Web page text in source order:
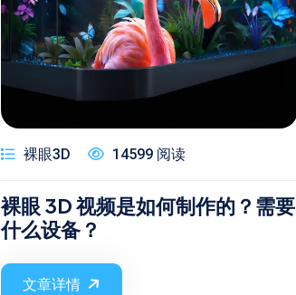
裸眼3D 14599 阅读
裸眼 3D 视频是如何制作的？需要
什么设备？
文章详情